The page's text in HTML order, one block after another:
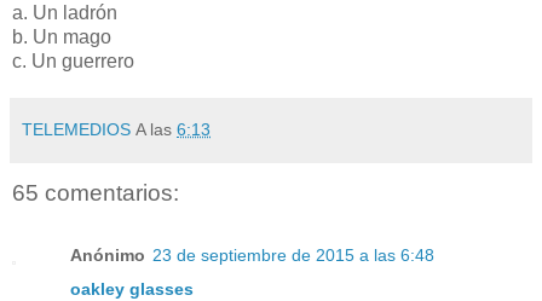
a. Un ladrón
b. Un mago
c. Un guerrero
TELEMEDIOS A las 6:13
65 comentarios:
Anónimo 23 de septiembre de 2015 a las 6:48
oakley glasses